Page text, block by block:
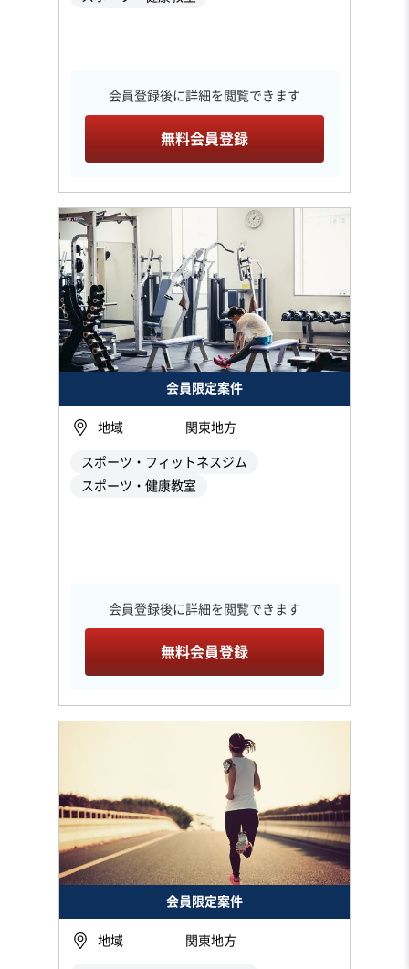
会員登録後に詳細を閲覧できます
無料会員登録
会員限定案件
地域 関東地方
スポーツ・フィットネスジム
スポーツ・健康教室
会員登録後に詳細を閲覧できます
無料会員登録
会員限定案件
地域 関東地方